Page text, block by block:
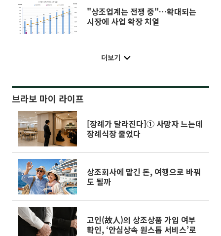
"상조업계는 전쟁 중"…확대되는
시장에 사업 확장 치열
더보기
브라보 마이 라이프
[장례가 달라진다]① 사망자 느는데
장례식장 줄었다
상조회사에 맡긴 돈, 여행으로 바꿔
도 될까
고인(故人)의 상조상품 가입 여부
확인, ‘안심상속 원스톱 서비스’로